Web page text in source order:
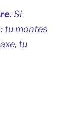
. Si
tu montes
tu